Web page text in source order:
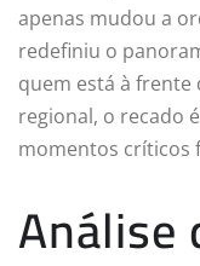
apenas mudou a
redefiniu o
quem está à
regional, o recado
momentos críticos
Análise